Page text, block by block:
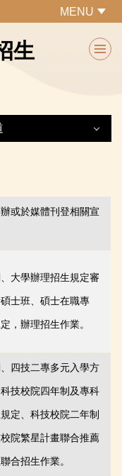
生
MENU
或於媒體刊登相關宣
大學辦理招生規定審
士班、碩士在職專
，辦理招生作業。
四技二專多元入學方
技校院四年制及專科
定、科技校院二年制
院繁星計畫聯合推薦
合招生作業。